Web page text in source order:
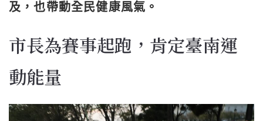
及，也帶動全民健康風氣。
市長為賽事起跑，肯定臺南運
動能量